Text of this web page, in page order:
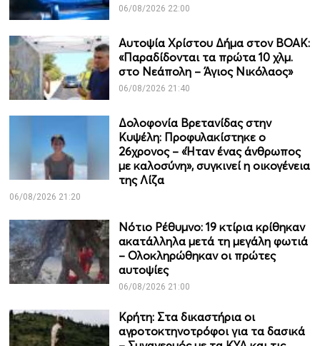
06/08/2026 22:00
Αυτοψία Χρίστου Δήμα στον ΒΟΑΚ:
«Παραδίδονται τα πρώτα 10 χλμ.
στο Νεάπολη – Άγιος Νικόλαος»
06/08/2026 21:40
Δολοφονία Βρετανίδας στην
Κυψέλη: Προφυλακίστηκε ο
26χρονος – «Ήταν ένας άνθρωπος
με καλοσύνη», συγκινεί η οικογένεια
της Λίζα
06/08/2026 21:20
Νότιο Ρέθυμνο: 19 κτίρια κρίθηκαν
ακατάλληλα μετά τη μεγάλη φωτιά
– Ολοκληρώθηκαν οι πρώτες
αυτοψίες
06/08/2026 21:00
Κρήτη: Στα δικαστήρια οι
αγροτοκτηνοτρόφοι για τα δασικά